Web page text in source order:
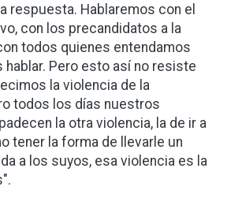
respuesta. Hablaremos con el
con los precandidatos a la
todos quienes entendamos
hablar. Pero esto así no resiste
la violencia de la
todos los días nuestros
la otra violencia, la de ir a
tener la forma de llevarle un
a los suyos, esa violencia es la